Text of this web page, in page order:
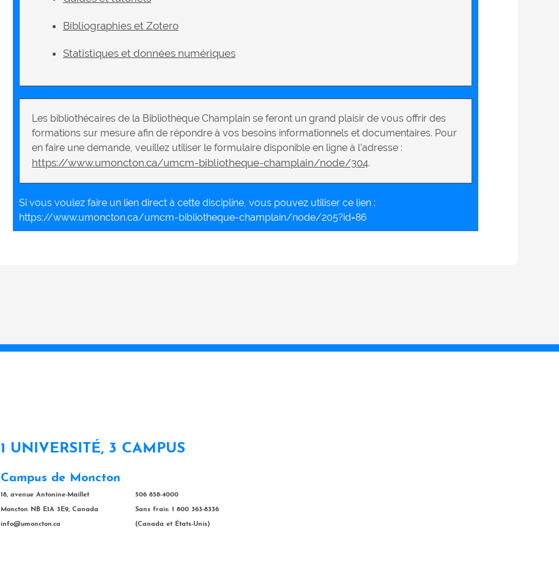
Bibliographies et Zotero
Statistiques et données numériques
Les bibliothécaires de la Bibliothèque Champlain se feront un grand plaisir de vous offrir des
formations sur mesure afin de répondre à vos besoins informationnels et documentaires. Pour
en faire une demande, veuillez utiliser le formulaire disponible en ligne à l’adresse :
https://www.umoncton.ca/umcm-bibliotheque-champlain/node/304.
Si vous voulez faire un lien direct à cette discipline, vous pouvez utiliser ce lien :
https://www.umoncton.ca/umcm-bibliotheque-champlain/node/205?id=86
1 UNIVERSITÉ, 3 CAMPUS
Campus de Moncton
18, avenue Antonine-Maillet
Moncton NB E1A 3E9, Canada
info@umoncton.ca
506 858-4000
Sans frais: 1 800 363-8336
(Canada et États-Unis)